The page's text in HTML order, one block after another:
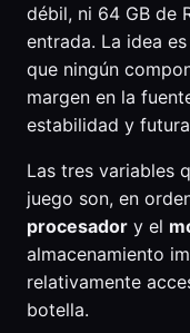
débil, ni 64 GB de
entrada. La idea
que ningún
margen en la
estabilidad y
Las tres variables
juego son, en
procesador y el
almacenamiento
relativamente
botella.